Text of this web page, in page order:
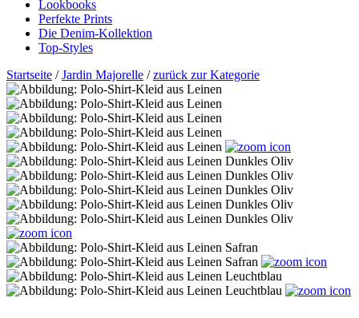
Lookbooks
Perfekte Prints
Die Denim-Kollektion
Top-Styles
Startseite /Jardin Majorelle /zurück zur Kategorie